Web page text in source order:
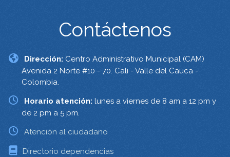
Contáctenos
Dirección: Centro Administrativo Municipal (CAM)
Avenida 2 Norte #10 - 70. Cali - Valle del Cauca -
Colombia.
Horario atención: lunes a viernes de 8 am a 12 pm y
de 2 pm a 5 pm.
Atención al ciudadano
Directorio dependencias